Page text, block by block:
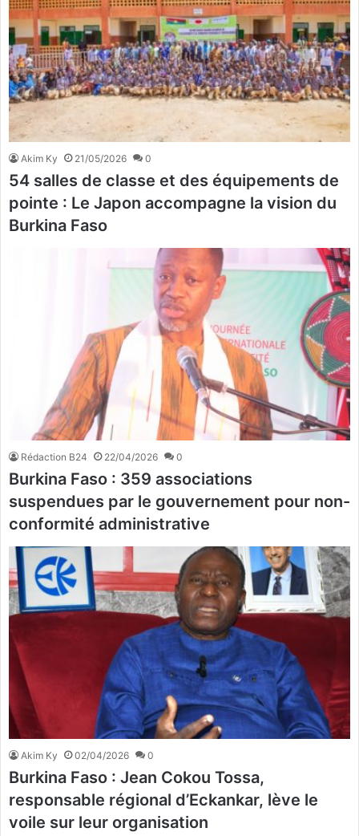
Akim Ky 21/05/2026 0
54 salles de classe et des équipements de
pointe : Le Japon accompagne la vision du
Burkina Faso
Rédaction B24 22/04/2026 0
Burkina Faso : 359 associations
suspendues par le gouvernement pour non-
conformité administrative
Akim Ky 02/04/2026 0
Burkina Faso : Jean Cokou Tossa,
responsable régional d’Eckankar, lève le
voile sur leur organisation